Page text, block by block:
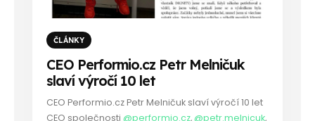
ČLÁNKY
CEO Performio.cz Petr Melničuk
slaví výročí 10 let
CEO Performio.cz Petr Melničuk slaví výročí 10 let
CEO společnosti @performio.cz, @petr.melnicuk,